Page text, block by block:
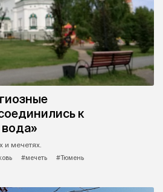
к
вода»
и мечетях.
#мечеть
#Тюмень